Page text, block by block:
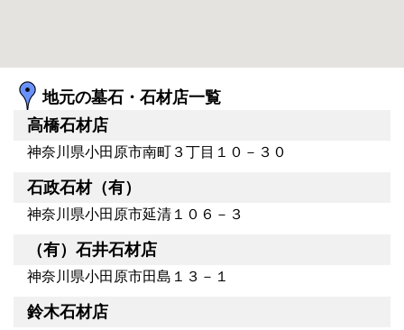
地元の墓石・石材店一覧
高橋石材店
神奈川県小田原市南町３丁目１０－３０
石政石材（有）
神奈川県小田原市延清１０６－３
（有）石井石材店
神奈川県小田原市田島１３－１
鈴木石材店